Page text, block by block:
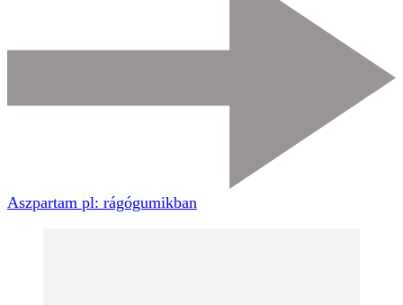
Aszpartam pl: rágógumikban